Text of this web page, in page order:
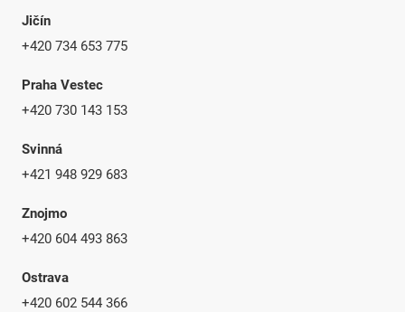
Jičín
+420 734 653 775
Praha Vestec
+420 730 143 153
Svinná
+421 948 929 683
Znojmo
+420 604 493 863
Ostrava
+420 602 544 366